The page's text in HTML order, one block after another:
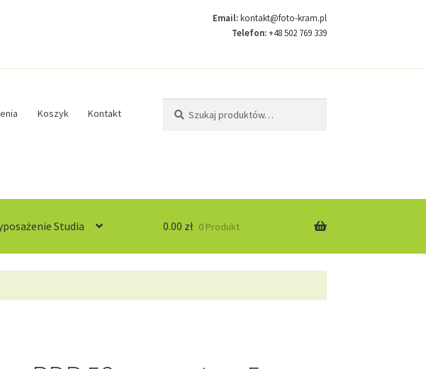
Email:kontakt@foto-kram.pl
Telefon:+48 502 769 339
Koszyk Kontakt
Studia 0.00 zł 0 Produkt